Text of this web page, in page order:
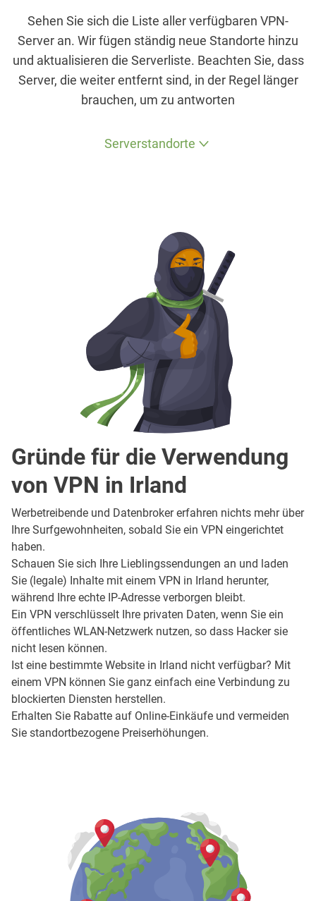
Sehen Sie sich die Liste aller verfügbaren VPN-
Server an. Wir fügen ständig neue Standorte hinzu
und aktualisieren die Serverliste. Beachten Sie, dass
Server, die weiter entfernt sind, in der Regel länger
brauchen, um zu antworten
Serverstandorte
Gründe für die Verwendung
von VPN in Irland
Werbetreibende und Datenbroker erfahren nichts mehr über
Ihre Surfgewohnheiten, sobald Sie ein VPN eingerichtet
haben.
Schauen Sie sich Ihre Lieblingssendungen an und laden
Sie (legale) Inhalte mit einem VPN in Irland herunter,
während Ihre echte IP-Adresse verborgen bleibt.
Ein VPN verschlüsselt Ihre privaten Daten, wenn Sie ein
öffentliches WLAN-Netzwerk nutzen, so dass Hacker sie
nicht lesen können.
Ist eine bestimmte Website in Irland nicht verfügbar? Mit
einem VPN können Sie ganz einfach eine Verbindung zu
blockierten Diensten herstellen.
Erhalten Sie Rabatte auf Online-Einkäufe und vermeiden
Sie standortbezogene Preiserhöhungen.